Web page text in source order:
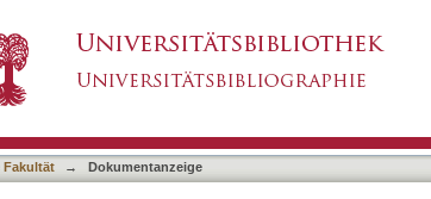
burden and its development
Fakultät → Dokumentanzeige